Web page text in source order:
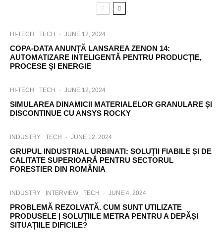
HI-TECH TECH · JUNE 12, 2024
COPA-DATA ANUNȚĂ LANSAREA ZENON 14:
AUTOMATIZARE INTELIGENTĂ PENTRU PRODUCȚIE,
PROCESE ȘI ENERGIE
HI-TECH TECH · JUNE 12, 2024
SIMULAREA DINAMICII MATERIALELOR GRANULARE ȘI
DISCONTINUE CU ANSYS ROCKY
INDUSTRY TECH · JUNE 12, 2024
GRUPUL INDUSTRIAL URBINATI: SOLUȚII FIABILE ȘI DE
CALITATE SUPERIOARĂ PENTRU SECTORUL
FORESTIER DIN ROMÂNIA
INDUSTRY INTERVIEW TECH · JUNE 4, 2024
PROBLEMĂ REZOLVATĂ. CUM SUNT UTILIZATE
PRODUSELE | SOLUȚIILE METRA PENTRU A DEPĂȘI
SITUAȚIILE DIFICILE?